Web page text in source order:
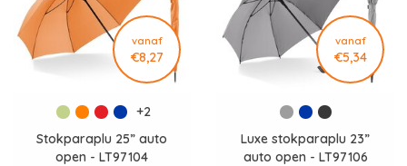
vanaf
€8,27
+2
Stokparaplu 25” auto
open - LT97104
vanaf
€5,34
Luxe stokparaplu 23”
auto open - LT97106